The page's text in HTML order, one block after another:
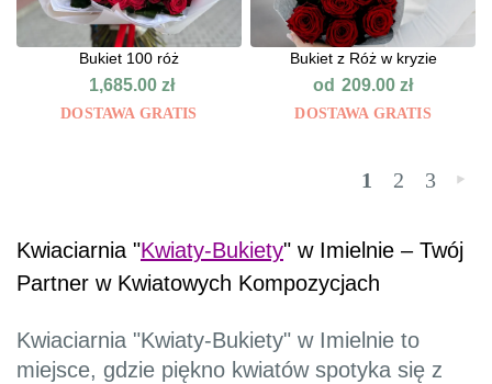
Bukiet 100 róż
1,685.00zł
DOSTAWA GRATIS
Bukiet z Róż w kryzie
od 209.00zł
DOSTAWA GRATIS
1 2 3 »
Kwiaciarnia "Kwiaty-Bukiety" w Imielnie – Twój
Partner w Kwiatowych Kompozycjach
Kwiaciarnia "Kwiaty-Bukiety" w Imielnie to
miejsce, gdzie piękno kwiatów spotyka się z